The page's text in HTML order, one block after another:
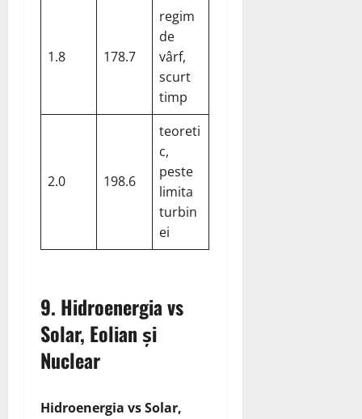
1.8 178.7
regim
de
vârf,
scurt
timp
2.0 198.6
teoreti
c,
peste
limita
turbin
ei
9. Hidroenergia vs
Solar, Eolian și
Nuclear
Hidroenergia vs Solar,